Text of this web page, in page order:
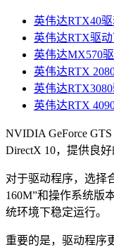
英伟达RTX40
英伟达RTX驱
英伟达MX570
英伟达RTX
英伟达
英伟达RTX
NVIDIA GeForce
DirectX 10，提供良
对于驱动程序，选择
160M”和操作系统版
统环境下稳定运行。
重要的是，驱动程序